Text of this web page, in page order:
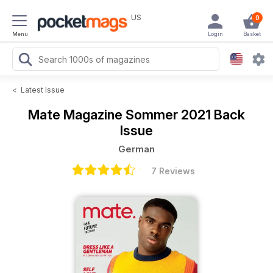
Menu
US 0
Basket
Login
< Latest Issue
Mate Magazine Sommer 2021 Back
Issue
German
7 Reviews